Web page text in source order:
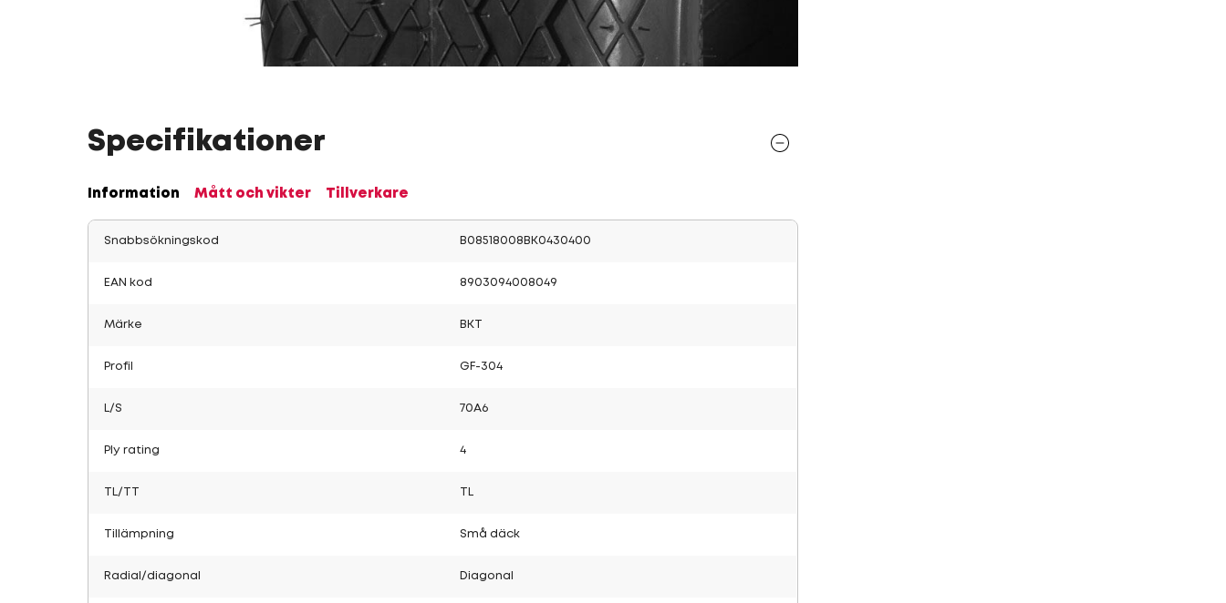
Specifikationer
Information Mått och vikter Tillverkare
Snabbsökningskod B08518008BK0430400
EAN kod 8903094008049
Märke BKT
Profil GF-304
L/S 70A6
Ply rating 4
TL/TT
Tillämpning Små däck
Radial/diagonal Diagonal